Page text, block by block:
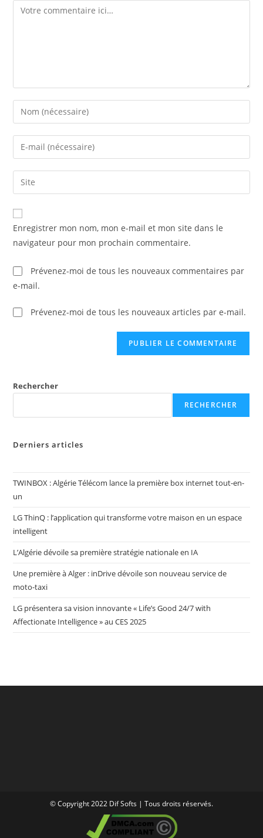
Comment
Enter
your
name
comment
Enter
your
email
address
comment
Saisir
l’URL
de
votre
(facultatif)
Enregistrer mon nom, mon e-mail et mon site dans le
navigateur pour mon prochain commentaire.
Prévenez-moi de tous les nouveaux commentaires par
e-mail.
Prévenez-moi de tous les nouveaux articles par e-mail.
Rechercher
RECHERCHER
Derniers articles
TWINBOX : Algérie Télécom lance la première box internet tout-en-
un
LG ThinQ : l’application qui transforme votre maison en un espace
intelligent
L’Algérie dévoile sa première stratégie nationale en IA
Une première à Alger : inDrive dévoile son nouveau service de
moto-taxi
LG présentera sa vision innovante « Life’s Good 24/7 with
Affectionate Intelligence » au CES 2025
© Copyright 2022 Dif Softs | Tous droits réservés.